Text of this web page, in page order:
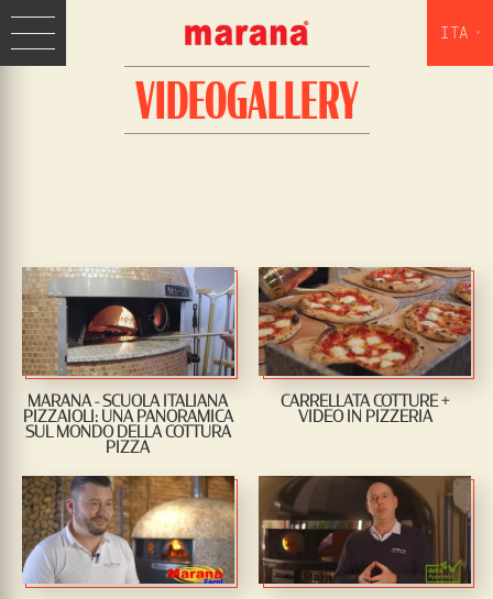
ITA
VIDEOGALLERY
MARANA - SCUOLA ITALIANA
PIZZAIOLI: UNA PANORAMICA
SUL MONDO DELLA COTTURA
PIZZA
CARRELLATA COTTURE +
VIDEO IN PIZZERIA